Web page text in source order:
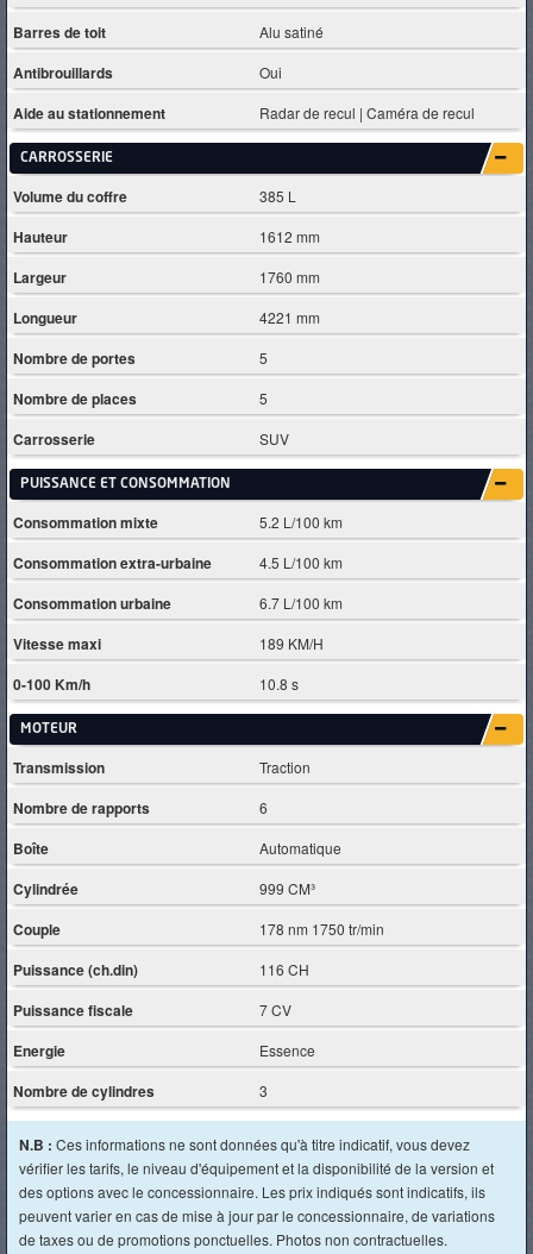
Barres de toit
Alu satiné
Antibrouillards Oui
Aide au stationnement Radar de recul | Caméra de recul
CARROSSERIE
Volume du coffre 385 L
Hauteur 1612 mm
Largeur 1760 mm
Longueur 4221 mm
Nombre de portes 5
Nombre de places 5
Carrosserie SUV
PUISSANCE ET CONSOMMATION
Consommation mixte 5.2 L/100 km
Consommation extra-urbaine 4.5 L/100 km
Consommation urbaine 6.7 L/100 km
Vitesse maxi 189 KM/H
0-100 Km/h 10.8 s
MOTEUR
Transmission Traction
Nombre de rapports 6
Boîte Automatique
Cylindrée 999 CM³
Couple 178 nm 1750 tr/min
Puissance (ch.din) 116 CH
Puissance fiscale 7 CV
Energie Essence
Nombre de cylindres 3
N.B : Ces informations ne sont données qu'à titre indicatif, vous devez
vérifier les tarifs, le niveau d'équipement et la disponibilité de la version et
des options avec le concessionnaire. Les prix indiqués sont indicatifs, ils
peuvent varier en cas de mise à jour par le concessionnaire, de variations
de taxes ou de promotions ponctuelles. Photos non contractuelles.